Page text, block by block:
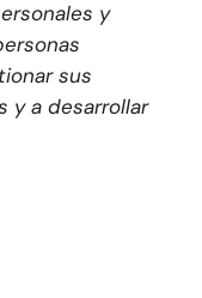
y
sus
y a desarrollar